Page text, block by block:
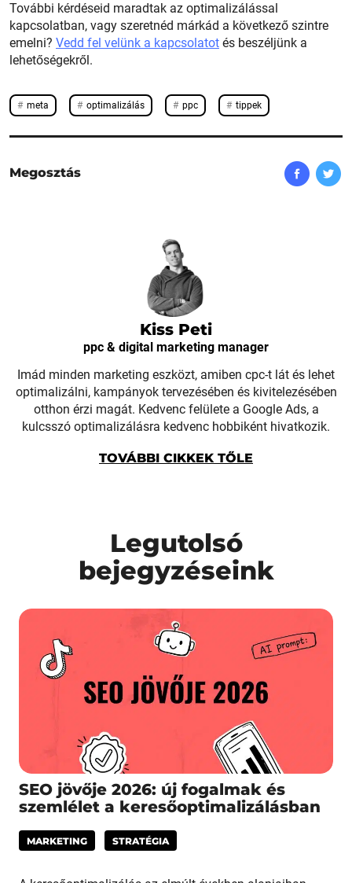
Kiss Peti
ppc & digital marketing manager
Imád minden marketing eszközt, amiben cpc-t lát és lehet
optimalizálni, kampányok tervezésében és kivitelezésében
otthon érzi magát. Kedvenc felülete a Google Ads, a
kulcsszó optimalizálásra kedvenc hobbiként hivatkozik.
TOVÁBBI CIKKEK TŐLE
További kérdéseid maradtak az optimalizálással
kapcsolatban, vagy szeretnéd márkád a következő szintre
emelni? Vedd fel velünk a kapcsolatot és beszéljünk a
lehetőségekről.
meta optimalizálás ppc tippek
Megosztás
Legutolsó
bejegyzéseink
SEO jövője 2026: új fogalmak és
szemlélet a keresőoptimalizálásban
MARKETING STRATÉGIA